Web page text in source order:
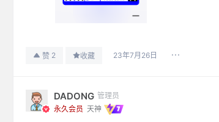
赞 2 收藏 23年7月26日
DADONG 管理员
永久会员 天神